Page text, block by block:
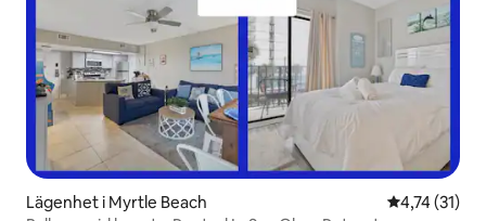
Lägenhet i Myrtle Beach 4,74 av 5 i
4,74 (31)